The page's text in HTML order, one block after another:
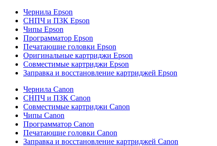
Чернила Epson
СНПЧ и ПЗК Epson
Чипы Epson
Программатор Epson
Печатающие головки Epson
Оригинальные картриджи Epson
Совместимые картриджи Epson
Заправка и восстановление картриджей Epson
Чернила Canon
СНПЧ и ПЗК Canon
Совместимые картриджи Canon
Чипы Canon
Программатор Canon
Печатающие головки Canon
Заправка и восстановление картриджей Canon